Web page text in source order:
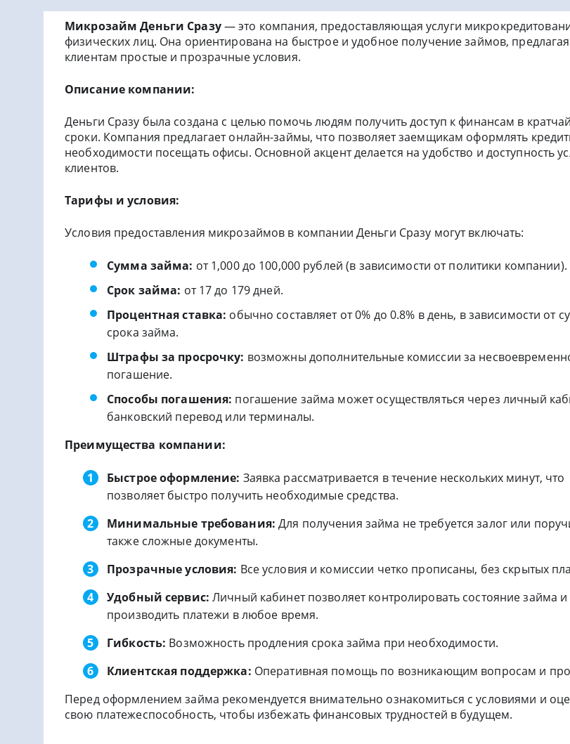
Микрозайм Деньги Сразу— это компания, предоставляющая услуги
физических лиц. Она ориентирована на быстрое и удобное получение займов,
клиентам простые и прозрачные условия.
Описание компании:
Деньги Сразу была создана с целью помочь людям получить доступ к финансам в
сроки. Компания предлагает онлайн-займы, что позволяет заемщикам оформлять
необходимости посещать офисы. Основной акцент делается на удобство и доступность
клиентов.
Тарифы и условия:
Условия предоставления микрозаймов в компании Деньги Сразу могут включать:
Сумма займа: от 1,000 до 100,000 рублей (в зависимости от политики компании).
Срок займа: от 17 до 179 дней.
Процентная ставка: обычно составляет от 0% до 0.8% в день, в зависимости от
срока займа.
Штрафы за просрочку: возможны дополнительные комиссии за
погашение.
Способы погашения: погашение займа может осуществляться через личный
банковский перевод или терминалы.
Преимущества компании:
Быстрое оформление: Заявка рассматривается в течение нескольких минут, что
позволяет быстро получить необходимые средства.
Минимальные требования: Для получения займа не требуется залог или
также сложные документы.
Прозрачные условия: Все условия и комиссии четко прописаны, без скрытых
Удобный сервис: Личный кабинет позволяет контролировать состояние займа и
производить платежи в любое время.
Гибкость: Возможность продления срока займа при необходимости.
Клиентская поддержка: Оперативная помощь по возникающим вопросам и
Перед оформлением займа рекомендуется внимательно ознакомиться с условиями и
свою платежеспособность, чтобы избежать финансовых трудностей в будущем.